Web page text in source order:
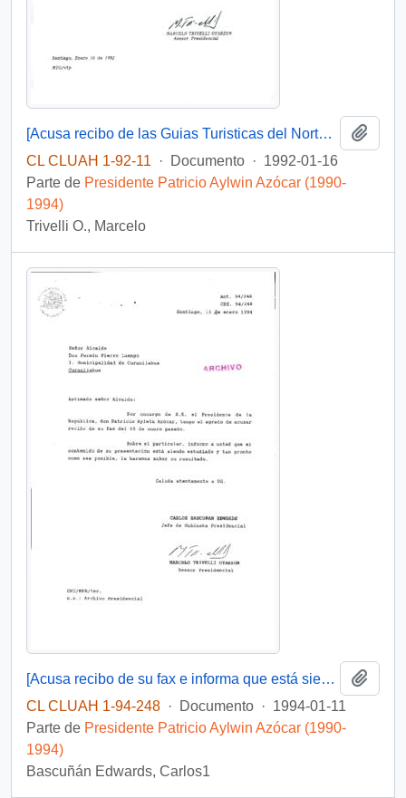
[Acusa recibo de las Guias Turisticas del Norte, Centro y Sur de Chile, " Turistel 92"]
CL CLUAH 1-92-11
· Documento · 1992-01-16
Parte de Presidente Patricio Aylwin Azócar (1990-
1994)
Trivelli O., Marcelo
[Acusa recibo de su fax e informa que está siendo estudiado]
CL CLUAH 1-94-248 · Documento · 1994-01-11
Parte de Presidente Patricio Aylwin Azócar (1990-
1994)
Bascuñán Edwards, Carlos1